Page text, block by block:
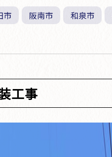
市 阪南市 和泉市
工事